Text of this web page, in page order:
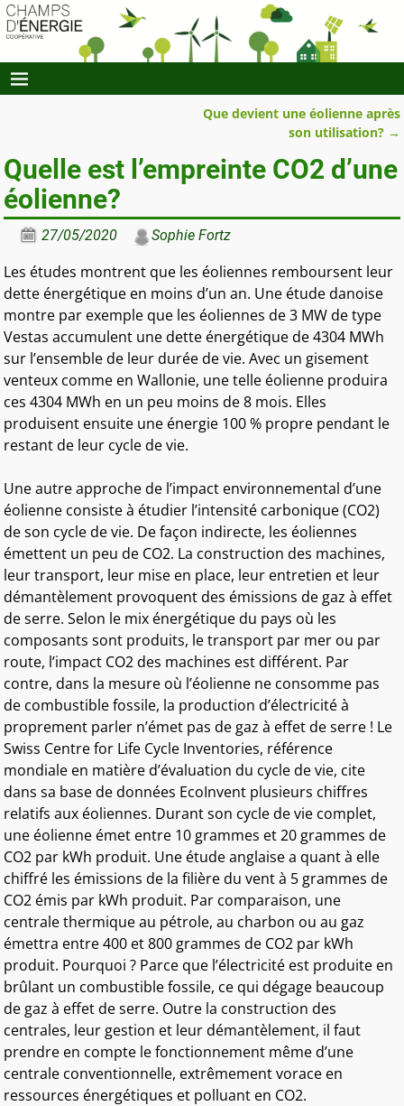
Que devient une éolienne après
son utilisation? →
Quelle est l’empreinte CO2 d’une
éolienne?
27/05/2020 Sophie Fortz
Les études montrent que les éoliennes remboursent leur
dette énergétique en moins d’un an. Une étude danoise
montre par exemple que les éoliennes de 3 MW de type
Vestas accumulent une dette énergétique de 4304 MWh
sur l’ensemble de leur durée de vie. Avec un gisement
venteux comme en Wallonie, une telle éolienne produira
ces 4304 MWh en un peu moins de 8 mois. Elles
produisent ensuite une énergie 100 % propre pendant le
restant de leur cycle de vie.
Une autre approche de l’impact environnemental d’une
éolienne consiste à étudier l’intensité carbonique (CO2)
de son cycle de vie. De façon indirecte, les éoliennes
émettent un peu de CO2. La construction des machines,
leur transport, leur mise en place, leur entretien et leur
démantèlement provoquent des émissions de gaz à effet
de serre. Selon le mix énergétique du pays où les
composants sont produits, le transport par mer ou par
route, l’impact CO2 des machines est différent. Par
contre, dans la mesure où l’éolienne ne consomme pas
de combustible fossile, la production d’électricité à
proprement parler n’émet pas de gaz à effet de serre ! Le
Swiss Centre for Life Cycle Inventories, référence
mondiale en matière d’évaluation du cycle de vie, cite
dans sa base de données EcoInvent plusieurs chiffres
relatifs aux éoliennes. Durant son cycle de vie complet,
une éolienne émet entre 10 grammes et 20 grammes de
CO2 par kWh produit. Une étude anglaise a quant à elle
chiffré les émissions de la filière du vent à 5 grammes de
CO2 émis par kWh produit. Par comparaison, une
centrale thermique au pétrole, au charbon ou au gaz
émettra entre 400 et 800 grammes de CO2 par kWh
produit. Pourquoi ? Parce que l’électricité est produite en
brûlant un combustible fossile, ce qui dégage beaucoup
de gaz à effet de serre. Outre la construction des
centrales, leur gestion et leur démantèlement, il faut
prendre en compte le fonctionnement même d’une
centrale conventionnelle, extrêmement vorace en
ressources énergétiques et polluant en CO2.